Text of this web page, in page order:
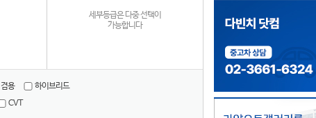
세부등급은 다중 선택이
가능합니다
겸용 하이브리드
CVT